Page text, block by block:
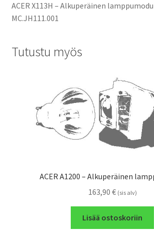
ACER X113H – Alkuperäinen
MC.JH111.001
Tutustu myös
ACER A1200 – Alkuperäinen
163,90 € (sis alv)
Lisää ostoskoriin